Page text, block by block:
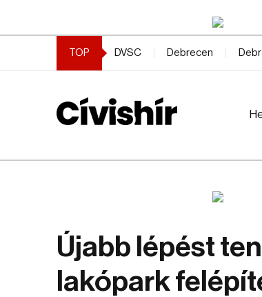
TOP DVSC Debrecen
Újabb lépést
lakópark